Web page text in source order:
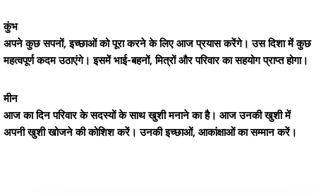
कुंभ
अपने कुछ सपनों, इच्छाओं को पूरा करने के लिए आज प्रयास करेंगे। उस दिशा में कुछ
महत्वपूर्ण कदम उठाएंगे। इसमें भाई-बहनों, मित्रों और परिवार का सहयोग प्राप्त होगा।
मीन
आज का दिन परिवार के सदस्यों के साथ खुशी मनाने का है। आज उनकी खुशी में
अपनी खुशी खोजने की कोशिश करें। उनकी इच्छाओं, आकांक्षाओं का सम्मान करें।